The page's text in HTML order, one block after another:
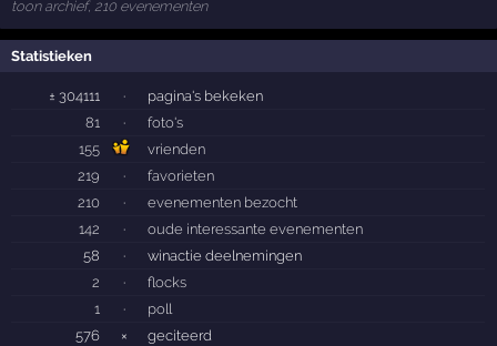
toon archief, 210 evenementen
Statistieken
± 304111 ·
pagina's bekeken
81
·
foto's
155
vrienden
219
·
favorieten
210
·
evenementen bezocht
142
·
oude interessante evenementen
58
·
winactie deelnemingen
2
·
flocks
1
·
poll
576
×
geciteerd